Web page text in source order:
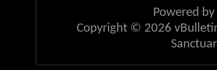
Powered by
Copyright © 2026